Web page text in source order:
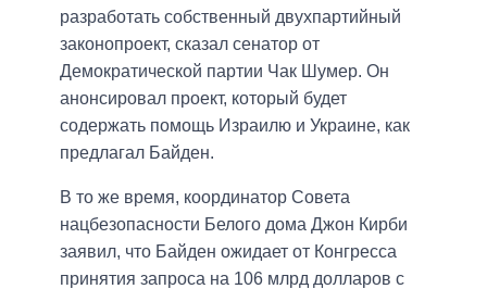
разработать собственный двухпартийный
законопроект, сказал сенатор от
Демократической партии Чак Шумер. Он
анонсировал проект, который будет
содержать помощь Израилю и Украине, как
предлагал Байден.
В то же время, координатор Совета
нацбезопасности Белого дома Джон Кирби
заявил, что Байден ожидает от Конгресса
принятия запроса на 106 млрд долларов с